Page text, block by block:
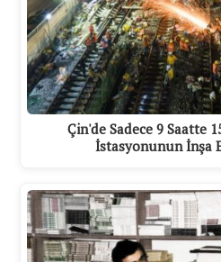
Çin'de Sadece 9 Saatte
İstasyonunun İnşa